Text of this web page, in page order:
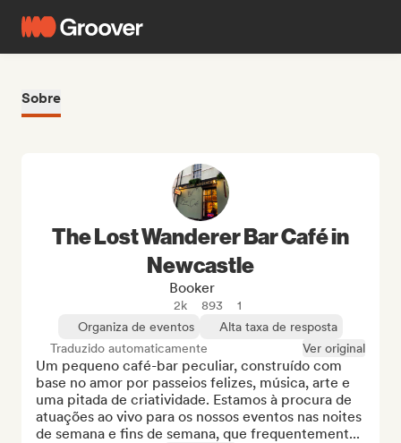
Sobre
The Lost Wanderer Bar Café in
Newcastle
Booker
2k 893
1
Organiza de eventos
Alta taxa de resposta
Traduzido automaticamente
Ver original
Um pequeno café-bar peculiar, construído com
base no amor por passeios felizes, música, arte e
uma pitada de criatividade. Estamos à procura de
atuações ao vivo para os nossos eventos nas noites
de semana e fins de semana, que frequentement...